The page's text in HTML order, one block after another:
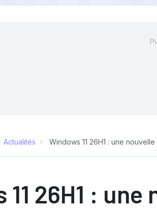
Actualités Windows 11 26H1 : une
11 26H1 :